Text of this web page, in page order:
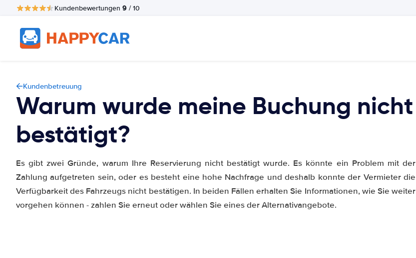
Kundenbewertungen 9 / 10
Kundenbetreuung
Warum wurde meine Buchung nicht
bestätigt?
Es gibt zwei Gründe, warum Ihre Reservierung nicht bestätigt wurde. Es könnte ein Problem mit der
Zahlung aufgetreten sein, oder es besteht eine hohe Nachfrage und deshalb konnte der Vermieter die
Verfügbarkeit des Fahrzeugs nicht bestätigen. In beiden Fällen erhalten Sie Informationen, wie Sie weiter
vorgehen können - zahlen Sie erneut oder wählen Sie eines der Alternativangebote.